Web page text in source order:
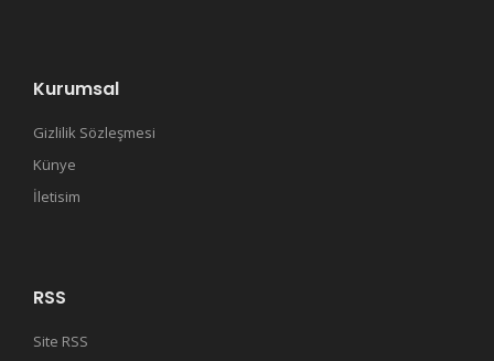
Kurumsal
Gizlilik Sözleşmesi
Künye
İletisim
RSS
Site RSS